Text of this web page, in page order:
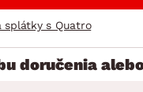
splátky s Quatro
doručenia